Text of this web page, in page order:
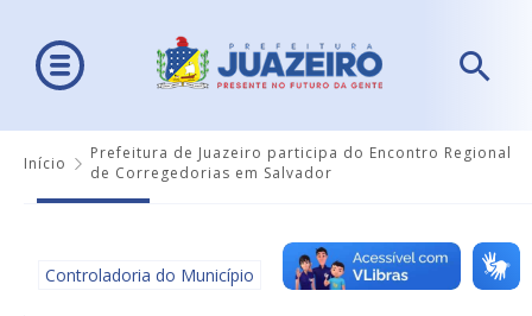
Início
Prefeitura de Juazeiro participa do Encontro Regional
de Corregedorias em Salvador
Controladoria do Município